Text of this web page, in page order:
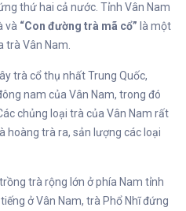
thứ hai cả nước. Tỉnh Vân Nam
và “Con đường trà mã cổ” là một
trà Vân Nam.
trà cổ thụ nhất Trung Quốc,
nam của Vân Nam, trong đó
chủng loại trà của Vân Nam rất
hoàng trà ra, sản lượng các loại
trà rộng lớn ở phía Nam tỉnh
ở Vân Nam, trà Phổ Nhĩ đứng